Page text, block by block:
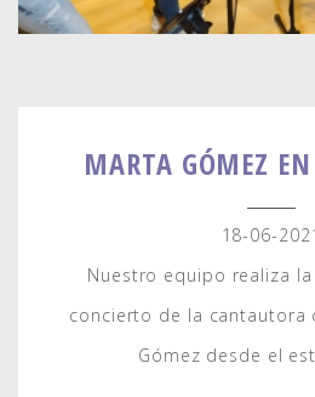
MARTA GÓMEZ
18-06-
Nuestro equipo realiza
concierto de la cantautora
Gómez desde el